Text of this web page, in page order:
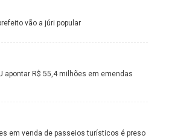
vão a júri popular
apontar R$ 55,4 milhões em emendas
em venda de passeios turísticos é preso